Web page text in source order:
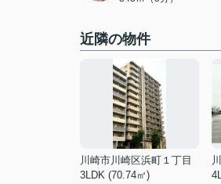
近隣の物件
川崎市川崎区浜町１丁目
3LDK (70.74㎡)